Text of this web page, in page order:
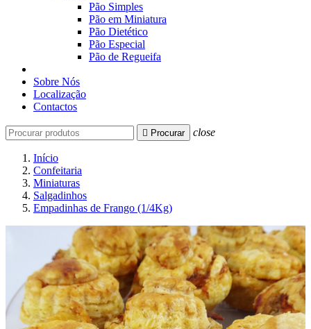
Pão Simples
Pão em Miniatura
Pão Dietético
Pão Especial
Pão de Regueifa
Sobre Nós
Localização
Contactos
 Procurar close
Início
Confeitaria
Miniaturas
Salgadinhos
Empadinhas de Frango (1/4Kg)